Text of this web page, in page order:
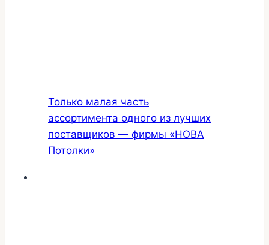
Только малая часть
ассортимента одного из лучших
поставщиков — фирмы «НОВА
Потолки»